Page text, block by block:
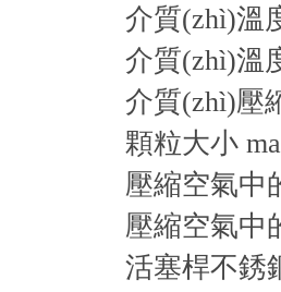
介質(zhì)溫
介質(zhì)溫
介質(zhì)壓
顆粒大小
壓縮空氣中
壓縮空氣中
活塞桿不銹